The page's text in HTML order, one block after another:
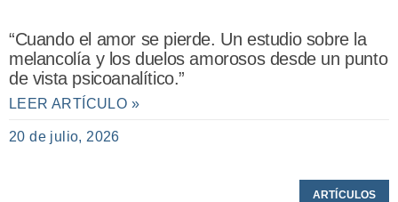
“Cuando el amor se pierde. Un estudio sobre la
melancolía y los duelos amorosos desde un punto
de vista psicoanalítico.”
LEER ARTÍCULO »
20 de julio, 2026
ARTÍCULOS